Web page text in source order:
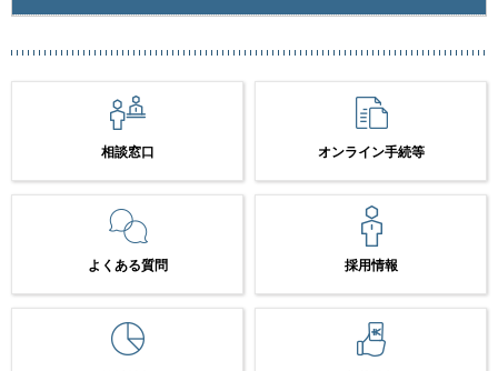
相談窓口 オンライン手続等
よくある質問 採用情報